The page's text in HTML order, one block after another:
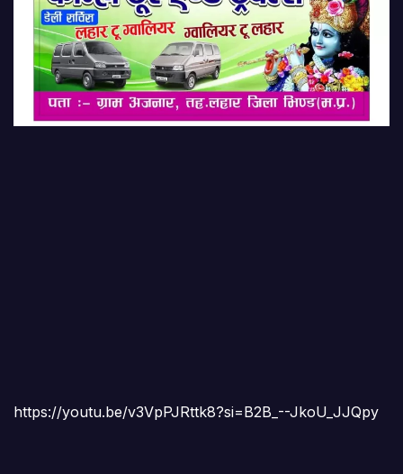
https://youtu.be/v3VpPJRttk8?si=B2B_--JkoU_JJQpy